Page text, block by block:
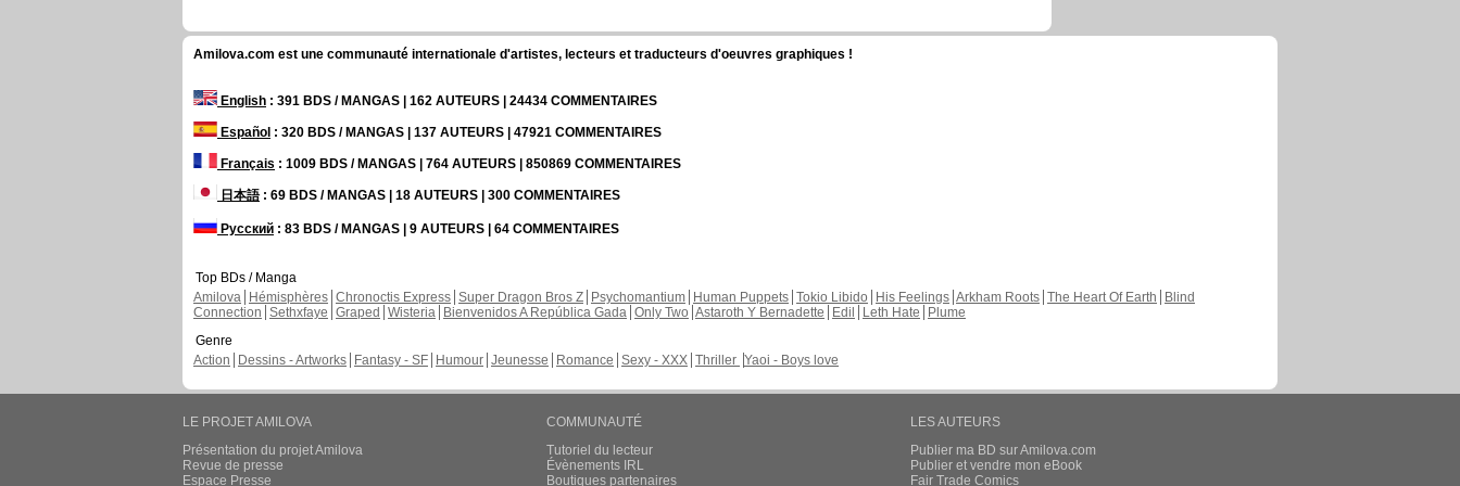
Amilova.com est une communauté internationale d'artistes, lecteurs et traducteurs d'oeuvres graphiques !
English : 391 BDS / MANGAS | 162 AUTEURS | 24434 COMMENTAIRES
Español : 320 BDS / MANGAS | 137 AUTEURS | 47921 COMMENTAIRES
Français : 1009 BDS / MANGAS | 764 AUTEURS | 850869 COMMENTAIRES
日本語: 69 BDS / MANGAS | 18 AUTEURS | 300 COMMENTAIRES
Русский : 83 BDS / MANGAS | 9 AUTEURS | 64 COMMENTAIRES
Top BDs / Manga
Amilova
Hémisphères Chronoctis Express Super Dragon Bros Z Psychomantium Human Puppets Tokio Libido His Feelings Arkham Roots The Heart Of Earth
Blind
Connection Sethxfaye Graped Wisteria Bienvenidos A República Gada Only Two Astaroth Y Bernadette Edil Leth Hate
Plume
Genre
Action
Dessins - Artworks Fantasy - SF Humour Jeunesse Romance Sexy - XXX Thriller Yaoi - Boys love
LE PROJET AMILOVA
Présentation du projet Amilova
Revue de presse
Espace Presse
COMMUNAUTÉ
Tutoriel du lecteur
Évènements IRL
Boutiques partenaires
LES AUTEURS
Publier ma BD sur Amilova.com
Publier et vendre mon eBook
Fair Trade Comics